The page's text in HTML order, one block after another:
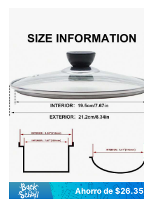
Ahorro de $26.35